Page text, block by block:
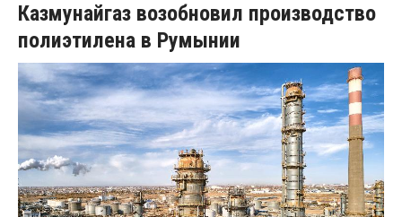
Казмунайгаз возобновил производство
полиэтилена в Румынии